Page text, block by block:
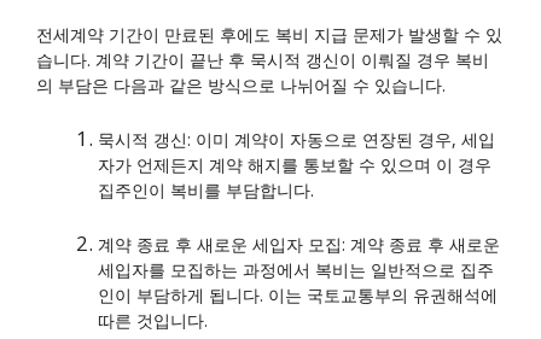
전세계약 기간이 만료된 후에도 복비 지급 문제가 발생할 수 있
습니다. 계약 기간이 끝난 후 묵시적 갱신이 이뤄질 경우 복비
의 부담은 다음과 같은 방식으로 나뉘어질 수 있습니다.
묵시적 갱신: 이미 계약이 자동으로 연장된 경우, 세입
자가 언제든지 계약 해지를 통보할 수 있으며 이 경우
집주인이 복비를 부담합니다.
계약 종료 후 새로운 세입자 모집: 계약 종료 후 새로운
세입자를 모집하는 과정에서 복비는 일반적으로 집주
인이 부담하게 됩니다. 이는 국토교통부의 유권해석에
따른 것입니다.